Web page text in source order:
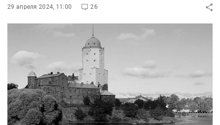
29 апреля 2024, 11:00 26